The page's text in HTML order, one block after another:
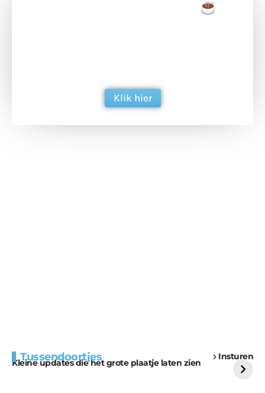
Klik hier
Tussendoortjes Insturen
Kleine updates die het grote plaatje laten zien
voor kabouters
uitdaging